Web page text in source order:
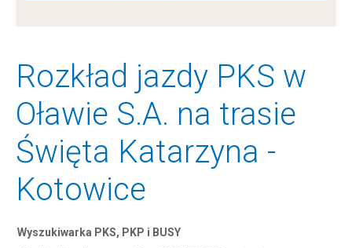
Rozkład jazdy PKS w
Oławie S.A. na trasie
Święta Katarzyna -
Kotowice
Wyszukiwarka PKS, PKP i BUSY